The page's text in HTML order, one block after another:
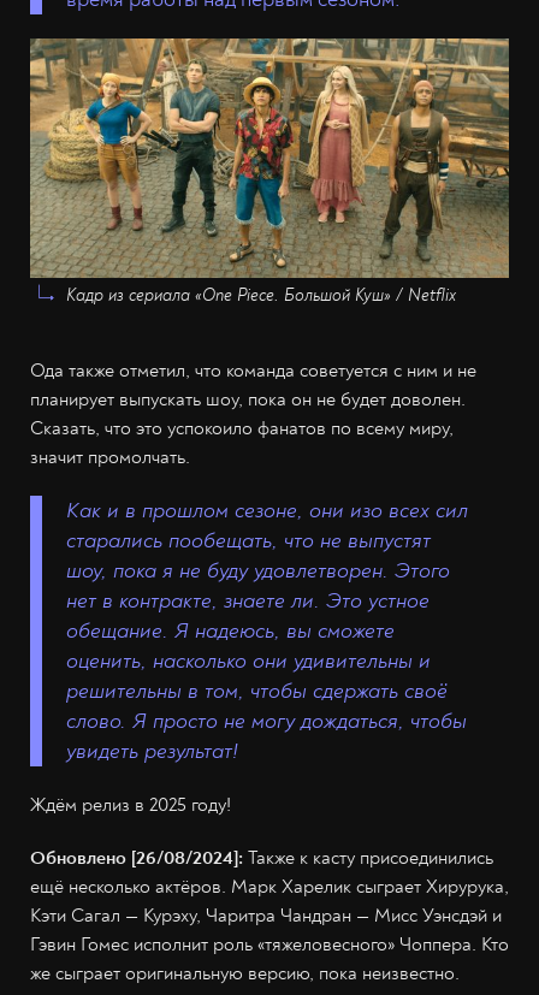
Кадр из сериала «One Piece. Большой Куш» / Netflix
Ода также отметил, что команда советуется с ним и не
планирует выпускать шоу, пока он не будет доволен.
Сказать, что это успокоило фанатов по всему миру,
значит промолчать.
Как и в прошлом сезоне, они изо всех сил
старались пообещать, что не выпустят
шоу, пока я не буду удовлетворен. Этого
нет в контракте, знаете ли. Это устное
обещание. Я надеюсь, вы сможете
оценить, насколько они удивительны и
решительны в том, чтобы сдержать своё
слово. Я просто не могу дождаться, чтобы
увидеть результат!
Ждём релиз в 2025 году!
Обновлено [26/08/2024]: Также к касту присоединились
ещё несколько актёров. Марк Харелик сыграет Хирурука,
Кэти Сагал — Курэху, Чаритра Чандран — Мисс Уэнсдэй и
Гэвин Гомес исполнит роль «тяжеловесного» Чоппера. Кто
же сыграет оригинальную версию, пока неизвестно.